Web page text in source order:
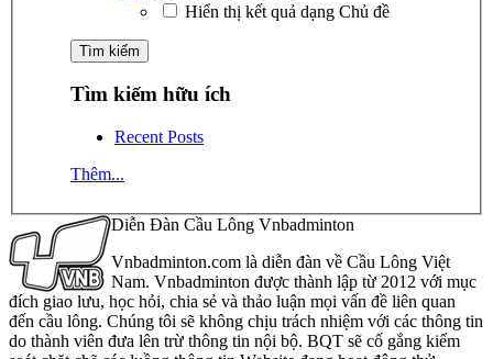
Hiển thị kết quả dạng Chủ đề
Tìm kiếm hữu ích
Recent Posts
Thêm...
Diễn Đàn Cầu Lông Vnbadminton
Vnbadminton.com là diễn đàn về Cầu Lông Việt
Nam. Vnbadminton được thành lập từ 2012 với mục
đích giao lưu, học hỏi, chia sẻ và thảo luận mọi vấn đề liên quan
đến cầu lông. Chúng tôi sẽ không chịu trách nhiệm với các thông tin
do thành viên đưa lên trừ thông tin nội bộ. BQT sẽ cố gắng kiểm